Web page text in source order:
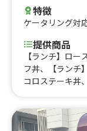
ク、エスプレッ
特徴
ケータリング対
提供商品
【ランチ】ロ
フ丼、【ランチ
コロステーキ丼
ト、【イベント